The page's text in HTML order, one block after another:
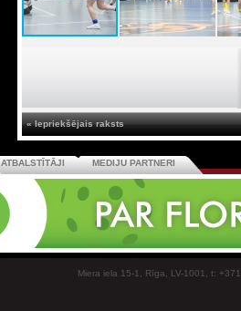
« Iepriekšējais raksts
ATBALSTĪTĀJI MEDIJU PARTNERI
Miera iela 15-1, Rīga, LV-1001, t: